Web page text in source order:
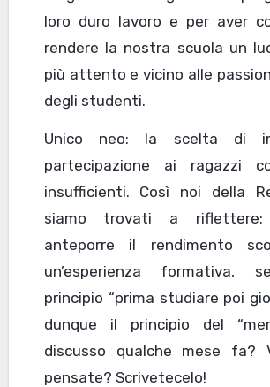
loro duro lavoro e per aver
rendere la nostra scuola un
più attento e vicino alle
degli studenti.
Unico neo: la scelta di
partecipazione ai ragazzi
insufficienti. Così noi della
siamo trovati a
anteporre il rendimento
un’esperienza formativa,
principio “prima studiare poi
dunque il principio del
discusso qualche mese fa?
pensate? Scrivetecelo!